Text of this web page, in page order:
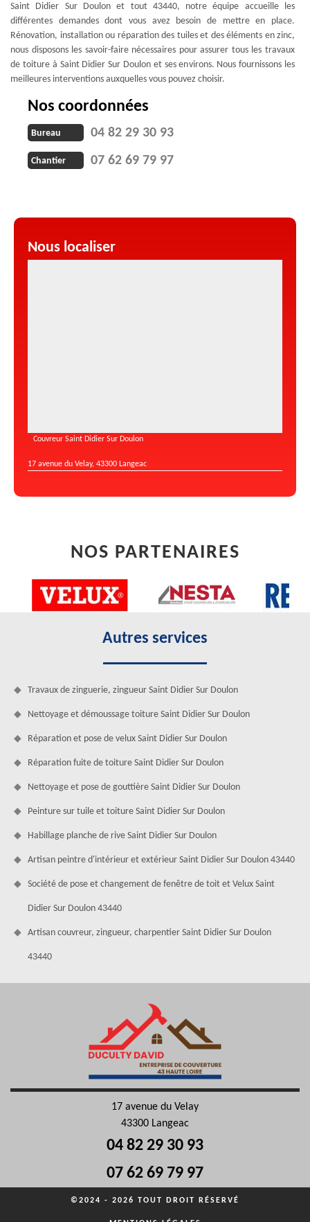
Saint Didier Sur Doulon et tout 43440, notre équipe accueille les
différentes demandes dont vous avez besoin de mettre en place.
Rénovation, installation ou réparation des tuiles et des éléments en zinc,
nous disposons les savoir-faire nécessaires pour assurer tous les travaux
de toiture à Saint Didier Sur Doulon et ses environs. Nous fournissons les
meilleures interventions auxquelles vous pouvez choisir.
Nos coordonnées
Bureau 04 82 29 30 93
Chantier 07 62 69 79 97
Nous localiser
Couvreur Saint Didier Sur Doulon
17 avenue du Velay, 43300 Langeac
NOS PARTENAIRES
Autres services
Travaux de zinguerie, zingueur Saint Didier Sur Doulon
Nettoyage et démoussage toiture Saint Didier Sur Doulon
Réparation et pose de velux Saint Didier Sur Doulon
Réparation fuite de toiture Saint Didier Sur Doulon
Nettoyage et pose de gouttière Saint Didier Sur Doulon
Peinture sur tuile et toiture Saint Didier Sur Doulon
Habillage planche de rive Saint Didier Sur Doulon
Artisan peintre d'intérieur et extérieur Saint Didier Sur Doulon 43440
Société de pose et changement de fenêtre de toit et Velux Saint
Didier Sur Doulon 43440
Artisan couvreur, zingueur, charpentier Saint Didier Sur Doulon
43440
17 avenue du Velay
43300 Langeac
04 82 29 30 93
07 62 69 79 97
©2024 - 2026 TOUT DROIT RÉSERVÉ